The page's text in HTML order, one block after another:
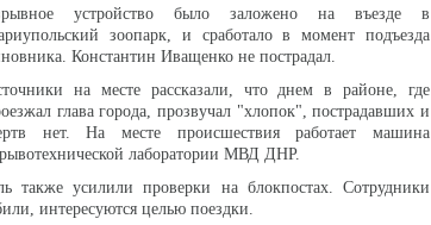
устройство было заложено на въезде в
зоопарк, и сработало в момент подъезда
Константин Иващенко не пострадал.
на месте рассказали, что днем в районе, где
глава города, прозвучал "хлопок", пострадавших и
нет. На месте происшествия работает машина
лаборатории МВД ДНР.
также усилили проверки на блокпостах. Сотрудники
интересуются целью поездки.